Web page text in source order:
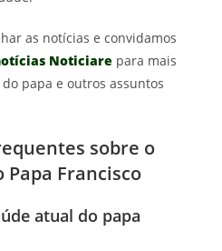
as notícias e convidamos
Noticiare para mais
papa e outros assuntos
sobre o
Papa Francisco
atual do papa